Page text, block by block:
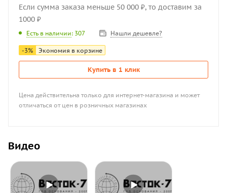
Если сумма заказа меньше 50 000 ₽, то доставим за
1000 ₽
Есть в наличии: 307 Нашли дешевле?
-3% Экономия в корзине
Купить в 1 клик
Цена действительна только для интернет-магазина и может
отличаться от цен в розничных магазинах
Видео